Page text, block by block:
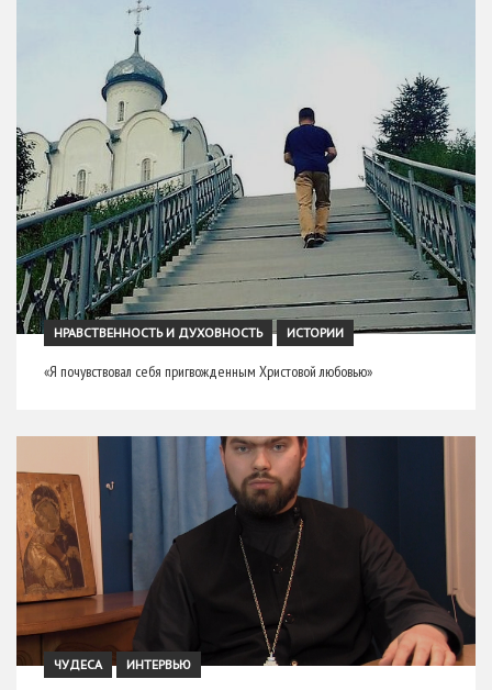
НРАВСТВЕННОСТЬ И ДУХОВНОСТЬ ИСТОРИИ
«Я почувствовал себя пригвожденным Христовой любовью»
ЧУДЕСА ИНТЕРВЬЮ